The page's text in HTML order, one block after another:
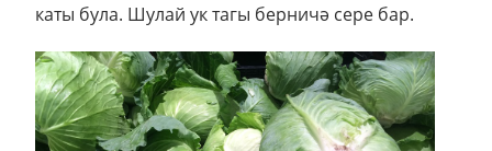
каты була. Шулай ук тагы берничә сере бар.